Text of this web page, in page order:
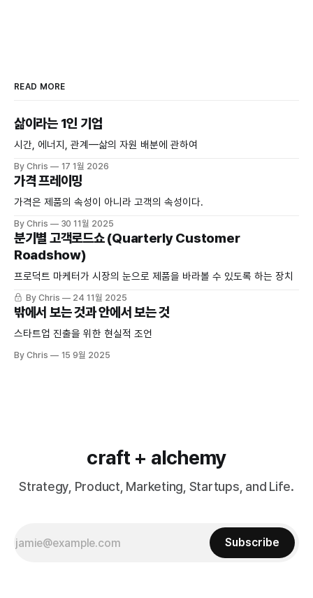
READ MORE
삶이라는 1인 기업
시간, 에너지, 관계—삶의 자원 배분에 관하여
By Chris 17 1월 2026
가격 프레이밍
가격은 제품의 속성이 아니라 고객의 속성이다.
By Chris 30 11월 2025
분기별 고객로드쇼 (Quarterly Customer
Roadshow)
프로덕트 마케터가 시장의 눈으로 제품을 바라볼 수 있도록 하는 장치
By Chris 24 11월 2025
밖에서 보는 것과 안에서 보는 것
스타트업 진출을 위한 현실적 조언
By Chris 15 9월 2025
craft + alchemy
Strategy, Product, Marketing, Startups, and Life.
Subscribe